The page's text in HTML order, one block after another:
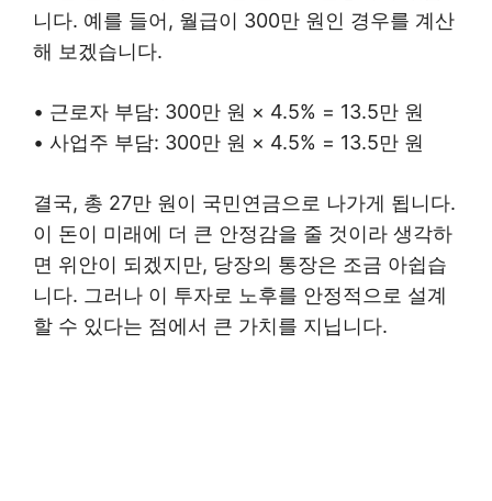
니다. 예를 들어, 월급이 300만 원인 경우를 계산
해 보겠습니다.
• 근로자 부담: 300만 원 × 4.5% = 13.5만 원
• 사업주 부담: 300만 원 × 4.5% = 13.5만 원
결국, 총 27만 원이 국민연금으로 나가게 됩니다.
이 돈이 미래에 더 큰 안정감을 줄 것이라 생각하
면 위안이 되겠지만, 당장의 통장은 조금 아쉽습
니다. 그러나 이 투자로 노후를 안정적으로 설계
할 수 있다는 점에서 큰 가치를 지닙니다.